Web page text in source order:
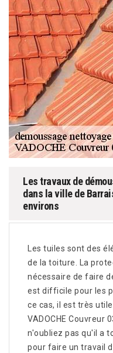
Les travaux de
dans la ville de
environs
Les tuiles sont des
de la toiture. La
nécessaire de faire
est difficile pour les
ce cas, il est très
VADOCHE Couvreur
n'oubliez pas qu'il a
pour faire un travail